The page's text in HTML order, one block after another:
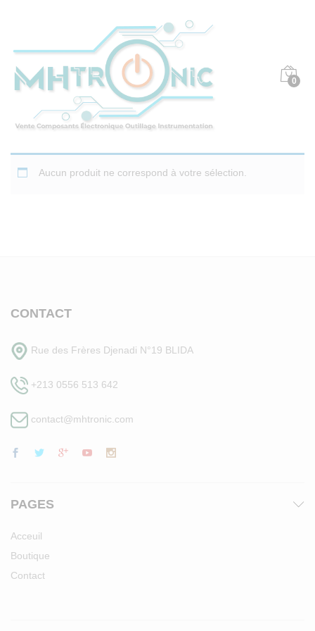
0
Aucun produit ne correspond à votre sélection.
CONTACT
Rue des Frères Djenadi N°19 BLIDA
+213 0556 513 642
contact@mhtronic.com
PAGES
Acceuil
Boutique
Contact